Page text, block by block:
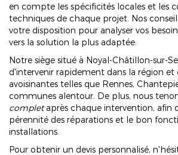
en compte les spécificités locales et les
techniques de chaque projet. Nos
votre disposition pour analyser vos
vers la solution la plus adaptée.
Notre siège situé à Noyal-Châtillon-sur-
d'intervenir rapidement dans la région et
avoisinantes telles que Rennes,
communes alentour. De plus, nous
completaprès chaque intervention, afin
pérennité des réparations et le bon
installations.
Pour obtenir un devis personnalisé,